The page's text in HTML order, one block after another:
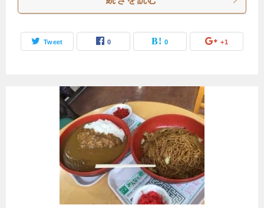
Tweet 0 0 +1